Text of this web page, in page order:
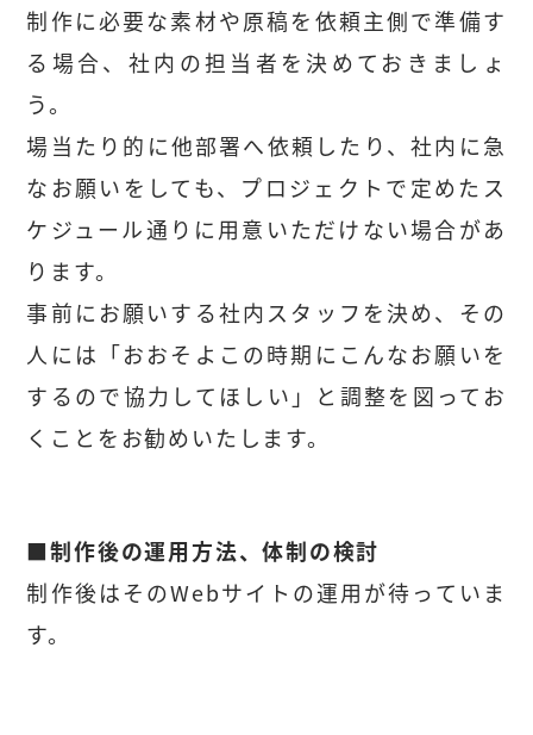
制作に必要な素材や原稿を依頼主側で準備す
る場合、社内の担当者を決めておきましょ
う。
場当たり的に他部署へ依頼したり、社内に急
なお願いをしても、プロジェクトで定めたス
ケジュール通りに用意いただけない場合があ
ります。
事前にお願いする社内スタッフを決め、その
人には「おおそよこの時期にこんなお願いを
するので協力してほしい」と調整を図ってお
くことをお勧めいたします。
■制作後の運用方法、体制の検討
制作後はそのWebサイトの運用が待っていま
す。